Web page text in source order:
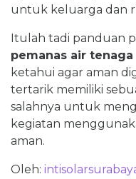
untuk keluarga dan
Itulah tadi panduan
pemanas air
ketahui agar aman
tertarik memiliki
salahnya untuk
kegiatan
aman.
Oleh: